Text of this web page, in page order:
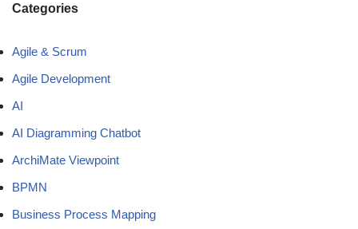
Categories
Agile & Scrum
Agile Development
AI
AI Diagramming Chatbot
ArchiMate Viewpoint
BPMN
Business Process Mapping